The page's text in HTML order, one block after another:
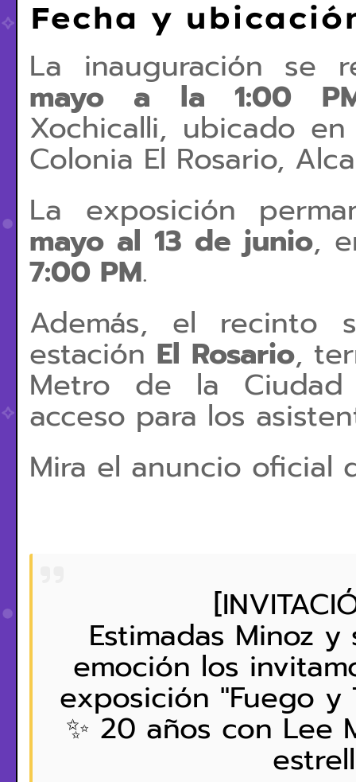
Fecha y
La inauguración se
mayo a la 1:00
Xochicalli, ubicado
Colonia El Rosario,
La exposición
mayo al 13 de junio,
7:00 PM.
Además, el recinto
estación El Rosario,
Metro de la
acceso para los
Mira el anuncio oficial
Estimadas Minoz
emoción los
exposición "Fuego y
✨ 20 años con Lee